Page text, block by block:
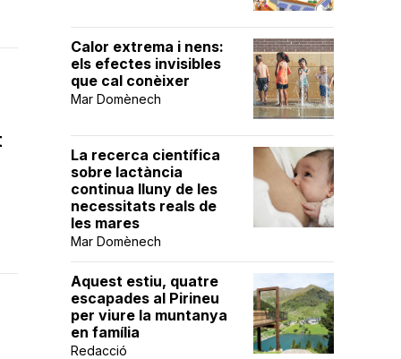
Calor extrema i nens:
els efectes invisibles
que cal conèixer
Mar Domènech
La recerca científica
sobre lactància
continua lluny de les
necessitats reals de
les mares
Mar Domènech
Aquest estiu, quatre
escapades al Pirineu
per viure la muntanya
en família
Redacció